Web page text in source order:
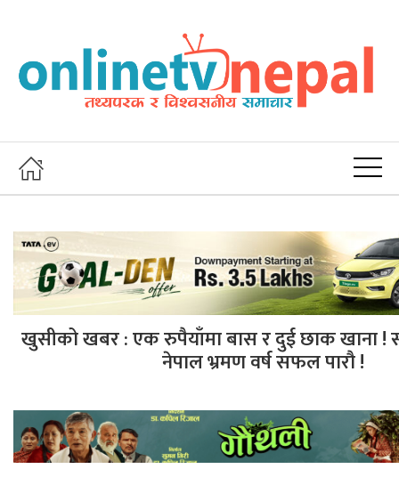
खुसीको खबर : एक रुपैयाँमा बास र दुई छाक खाना !
नेपाल भ्रमण वर्ष सफल पारौ !